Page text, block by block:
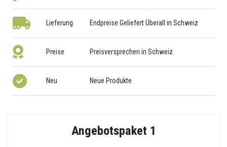
Lieferung Endpreise Geliefert Überall in Schweiz
Preise Preisversprechen in Schweiz
Neu Neue Produkte
Angebotspaket 1